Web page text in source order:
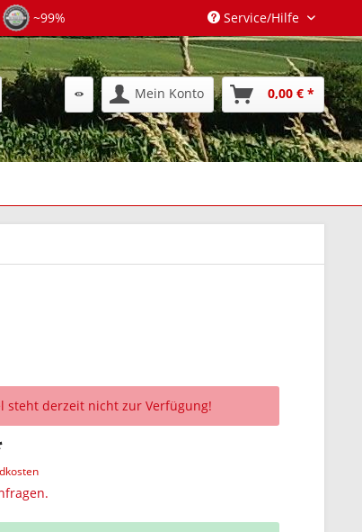
~99% Service/Hilfe
Mein Konto 0,00 € *
steht derzeit nicht zur Verfügung!